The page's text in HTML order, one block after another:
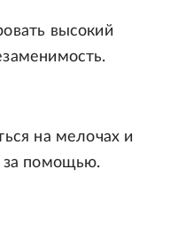
высокий
на мелочах и
за помощью.